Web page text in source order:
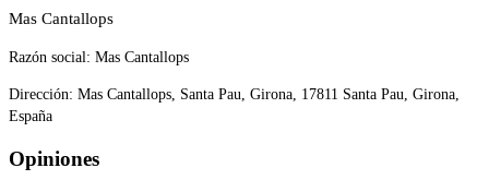
Mas Cantallops
Razón social: Mas Cantallops
Dirección: Mas Cantallops, Santa Pau, Girona, 17811 Santa Pau, Girona,
España
Opiniones